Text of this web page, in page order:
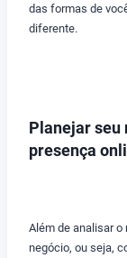
das formas de
diferente.
Planejar seu
presença
Além de analisar o
negócio, ou seja,